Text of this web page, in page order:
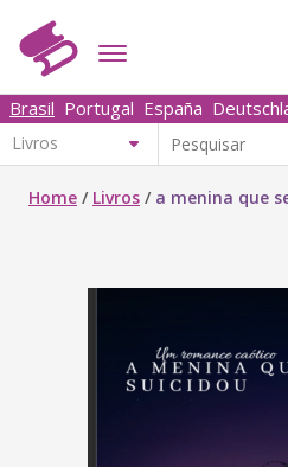
Brasil Portugal España
Home / Livros / a menina que